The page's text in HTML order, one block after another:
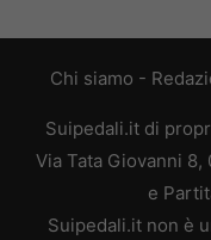
Chi siamo -
Suipedali.it di
Via Tata Giovanni 8,
e
Suipedali.it non è